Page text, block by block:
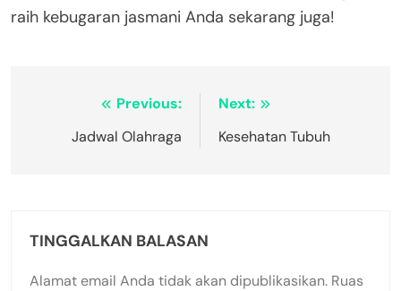
raih kebugaran jasmani Anda sekarang juga!
NavigasiPrevious:
Jadwal Olahraga
Next:
Kesehatan Tubuh
TINGGALKAN BALASAN
Alamat email Anda tidak akan dipublikasikan. Ruas